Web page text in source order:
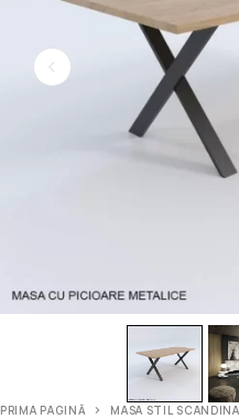
PRIMA PAGINĂ MASA STIL